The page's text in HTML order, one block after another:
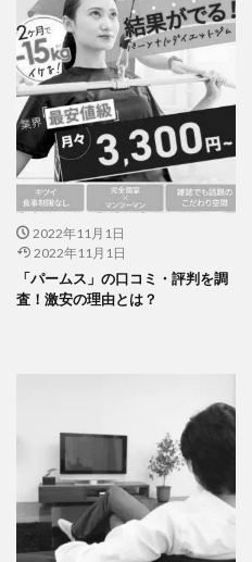
2022年11月1日
2022年11月1日
「パームス」の口コミ・評判を調
査！激安の理由とは？